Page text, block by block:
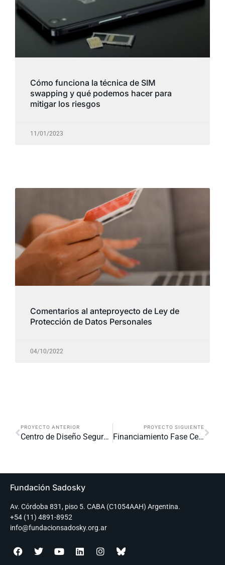
Cómo funciona la técnica de SIM
swapping y qué podemos hacer para
mitigar los riesgos
11/01/2023
Comentarios al anteproyecto de Ley de
Protección de Datos Personales
04/10/2022
PROYECTO ANTERIOR
Centro de Diseño Seguro (CSD)
PROYECTO SIGUIENTE
Financiamiento Fase Cero (FFC)
Fundación Sadosky
Av. Córdoba 831, piso 5. CABA (C1054AAH) Argentina.
+54 (11) 4891-8952
info@fundacionsadosky.org.ar